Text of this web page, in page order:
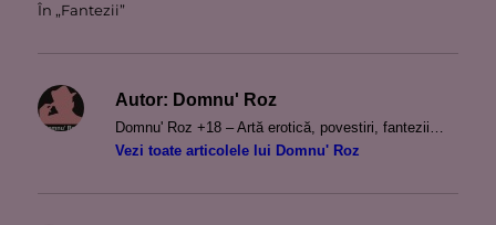
În „Fantezii”
Autor: Domnu' Roz
Domnu' Roz +18 – Artă erotică, povestiri, fantezii…
Vezi toate articolele lui Domnu' Roz